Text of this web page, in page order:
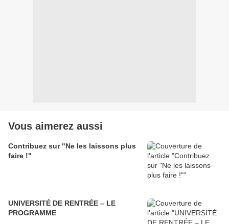
Vous aimerez aussi
Contribuez sur "Ne les laissons plus
faire !"
UNIVERSITÉ DE RENTRÉE – LE
PROGRAMME